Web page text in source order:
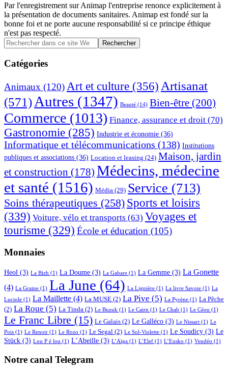
Par l'enregistrement sur Animap l'entreprise renonce explicitement à
la présentation de documents sanitaires. Animap est fondé sur la
bonne foi et ne porte aucune responsabilité si ce principe éthique
n'est pas respecté.
Barre
latérale
principale
Rechercher
dans
ce
site
Catégories
Animaux (120)Art et culture (356) Artisanat
(571) Autres (1347) Beauté (14) Bien-être (200)
Commerce (1013) Finance, assurance et droit (70)
Gastronomie (285) Industrie et économie (36)
Informatique et télécommunications (138) Institutions
publiques et associations (36) Location et leasing (24) Maison, jardin
et construction (178) Médecins, médecine
et santé (1516) Média (29) Service (713)
Soins thérapeutiques (258) Sports et loisirs
(339) Voiture, vélo et transports (63) Voyages et
tourisme (329) École et éducation (105)
Monnaies
Heol (3) La Bizh (1) La Doume (3) La Gabare (1) La Gemme (3) La Gonette
(4) La Graine (1) La June (64) La Lignière (1) La livre Savoie (1) La
Luciole (1) La Maillette (4) La MUSE (2) La Pive (5) La Pyrène (1) La Pêche
(2) La Roue (5) La Tinda (2) Le Buzuk (1) Le Cairn (1) Le Chab (1) Le Céou (1)
Le Franc Libre (15) Le Galais (2) Le Galléco (3) Le Nissart (1) Le
Pois (1) Le Renoir (1) Le Rozo (1) Le Segal (2) Le Sol-Violette (1) Le Soudicy (3) Le
Stück (3) Lou P é lou (1) L’Abeille (3) L’Aïga (1) L’Elef (1) L’Eusko (1) Vendéo (1)
Notre canal Telegram